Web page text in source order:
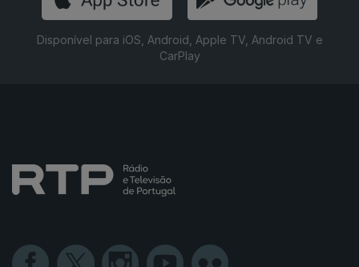
Disponível para iOS, Android, Apple TV, Android TV e
CarPlay